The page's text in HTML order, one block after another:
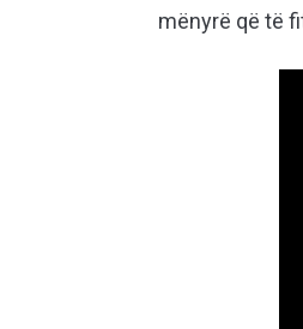
mënyrë që të